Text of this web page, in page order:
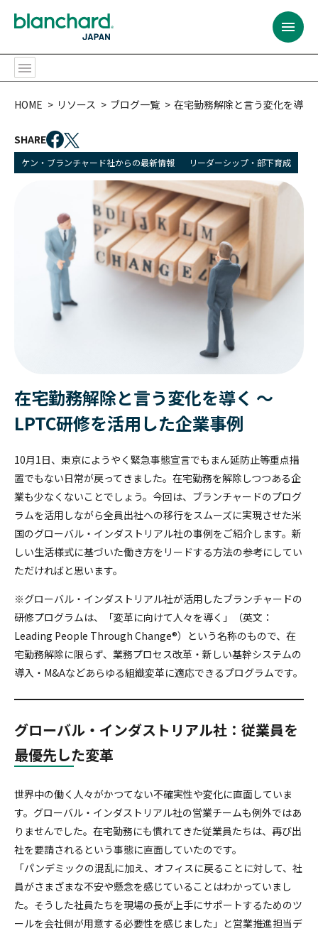
HOME リソース ブログ一覧 在宅勤務解除と言う変化を導
SHARE
ケン・ブランチャード社からの最新情報 リーダーシップ・部下育成
在宅勤務解除と言う変化を導く ～
LPTC研修を活用した企業事例
10月1日、東京にようやく緊急事態宣言でもまん延防止等重点措
置でもない日常が戻ってきました。在宅勤務を解除しつつある企
業も少なくないことでしょう。今回は、ブランチャードのプログ
ラムを活用しながら全員出社への移行をスムーズに実現させた米
国のグローバル・インダストリアル社の事例をご紹介します。新
しい生活様式に基づいた働き方をリードする方法の参考にしてい
ただければと思います。
※グローバル・インダストリアル社が活用したブランチャードの
研修プログラムは、「変革に向けて人々を導く」（英文：
Leading People Through Change®）という名称のもので、在
宅勤務解除に限らず、業務プロセス改革・新しい基幹システムの
導入・M&Aなどあらゆる組織変革に適応できるプログラムです。
グローバル・インダストリアル社：従業員を
最優先した変革
世界中の働く人々がかつてない不確実性や変化に直面していま
す。グローバル・インダストリアル社の営業チームも例外ではあ
りませんでした。在宅勤務にも慣れてきた従業員たちは、再び出
社を要請されるという事態に直面していたのです。
「パンデミックの混乱に加え、オフィスに戻ることに対して、社
員がさまざまな不安や懸念を感じていることはわかっていまし
た。そうした社員たちを現場の長が上手にサポートするためのツ
ールを会社側が用意する必要性を感じました」と営業推進担当デ
提供するサービス
プログラムの対象者
コンテンツ
リソース
ブランチャード・ジャパンとは
SLII®. POWERING INSPIRED LEADERS™
お問い合わせ
MY BLANCHARD ログイン
BACK
提供するサービス
リーダーシップ開発
カスタム・ソリューション
おすすめ:
カスタム・ソリューション
クライアント企業の組織課題に対して、助言や具体的な事例紹介、ま
た課題に対する解決策をご提供するサービスです。
BACK
リーダーシップ開発プログラム
ラーニング・ジャーニー
バーチャル＆オンライン研修プログラム
ライセンス型
認定講師養成講座
BACK
ファシリテーション
アセスメント
モデレーションとコミュニティ管理
（C&M方式オンライン学習）
BACK
ラーニング・ジャーニー
オーダーメイドの学習体験
BACK
プログラムの対象者
全ての階層のリーダー
トレーニング・プロフェッショナル
チーム
新任マネージャー
の役割に昇格させる場合、確実に成功させたいものです。
トレーニング・プロフェッショナル
所属する組織の中で研修を実施することが可能です。各種プログラム
を組織内で幅広く展開することができます。
BACK
ポテンシャル人材・リーダー候補
新任マネージャー
経験豊富なリーダー
シニアリーダー
BACK
コンテンツ
研修プログラム
多様な研修実施方法
おすすめ:
勇気あるインクルージョン
このプログラムでは、参加者が職場におけるインクルージョンの知識
エッセンシャル・モチベーターズ・プログラム
学習者は、中核となる心理的ニーズ、価値観、才能、行動のパターン
ます。
BACK
SLII®. PoweringInspired Leaders™
マネジメント・エッセンシャルズ
信頼関係の構築
コーチング・エッセンシャルズ
Courageous Inclusion
essential-motivators
leadership-point-of-view
変革に向けて人々を導く
バーチャル・リーダーシップ
Legendary Service®
セルフ・リーダーシップ
チーム・リーダーシップ
BACK
BACK
リソース
ベストセラー
イグナイト・ニュースレター
今後のウェブセミナー
おすすめ:
最新のセミナー
【事例紹介】“やりっぱなし研修”を終わらせる ～北米ホンダの実践に
BACK
ブランチャード・
ジャパンとは
パートナー・トレーナー
BACK
パートナー・トレーナー